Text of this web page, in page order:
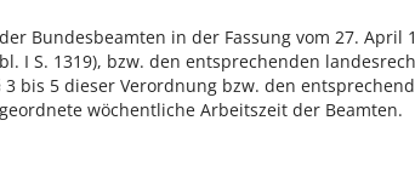
Bundesbeamten in der Fassung vom 27. April
I S. 1319), bzw. den entsprechenden
bis 5 dieser Verordnung bzw. den
wöchentliche Arbeitszeit der Beamten.